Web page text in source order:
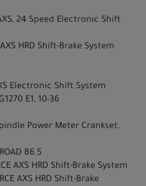
24 Speed Electronic Shift
HRD Shift-Brake System
Electronic Shift System
E1, 10-36
Power Meter Crankset,
86.5
AXS HRD Shift-Brake System
AXS HRD Shift-Brake